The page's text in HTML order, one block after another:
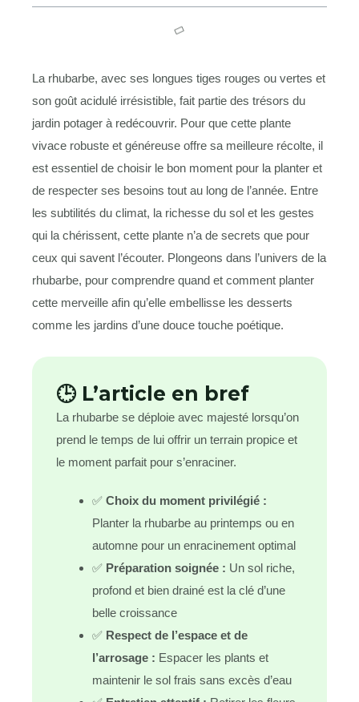
La rhubarbe, avec ses longues tiges rouges ou vertes et
son goût acidulé irrésistible, fait partie des trésors du
jardin potager à redécouvrir. Pour que cette plante
vivace robuste et généreuse offre sa meilleure récolte, il
est essentiel de choisir le bon moment pour la planter et
de respecter ses besoins tout au long de l’année. Entre
les subtilités du climat, la richesse du sol et les gestes
qui la chérissent, cette plante n’a de secrets que pour
ceux qui savent l’écouter. Plongeons dans l’univers de la
rhubarbe, pour comprendre quand et comment planter
cette merveille afin qu’elle embellisse les desserts
comme les jardins d’une douce touche poétique.
🕒 L’article en bref
La rhubarbe se déploie avec majesté lorsqu’on
prend le temps de lui offrir un terrain propice et
le moment parfait pour s’enraciner.
✅ Choix du moment privilégié :
Planter la rhubarbe au printemps ou en
automne pour un enracinement optimal
✅ Préparation soignée : Un sol riche,
profond et bien drainé est la clé d’une
belle croissance
✅ Respect de l’espace et de
l’arrosage : Espacer les plants et
maintenir le sol frais sans excès d’eau